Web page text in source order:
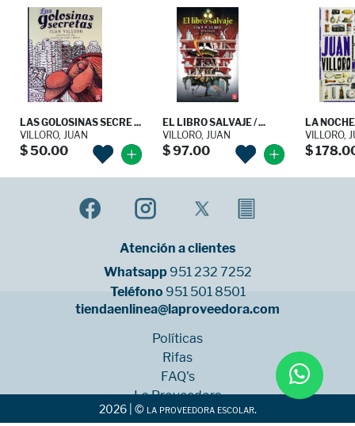
LAS GOLOSINAS SECRE ...
VILLORO, JUAN
$ 50.00
EL LIBRO SALVAJE / ...
VILLORO, JUAN
$ 97.00
LA
VILLORO,
$
Atención a clientes
Whatsapp 951 232 7252
Teléfono 951 501 8501
tiendaenlinea@laproveedora.com
Políticas
Rifas
FAQ's
La Proveedora
Sucursales
2026 | © la proveedora escolar.